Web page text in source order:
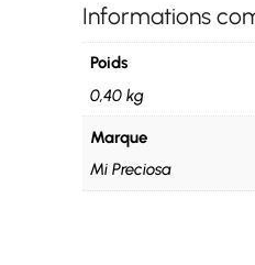
Informations
Poids
0,40 kg
Marque
Mi Preciosa